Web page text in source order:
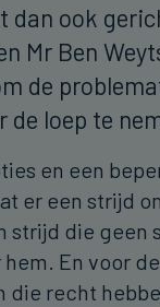
dan ook
Mr Ben
de
de loep te
en een
er een strijd
strijd die geen
En voor
die recht